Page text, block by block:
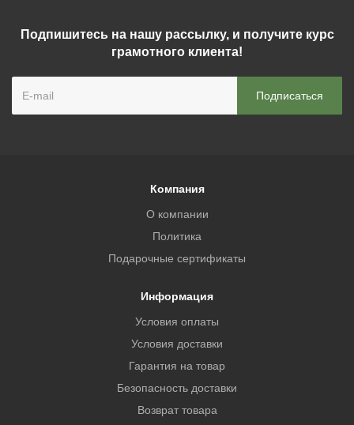
Подпишитесь на нашу рассылку, и получите курс
грамотного клиента!
Компания
О компании
Политика
Подарочные сертификаты
Информация
Условия оплаты
Условия доставки
Гарантия на товар
Безопасность доставки
Возврат товара